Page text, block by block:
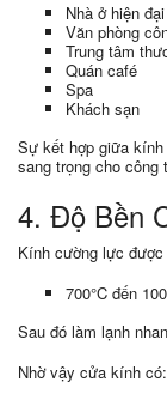
Nhà ở hiện đại
Văn phòng
Trung tâm
Quán café
Spa
Khách sạn
Sự kết hợp giữa
sang trọng cho công
4. Độ Bền
Kính cường lực
700°C đến
Sau đó làm lạnh
Nhờ vậy cửa kính có: